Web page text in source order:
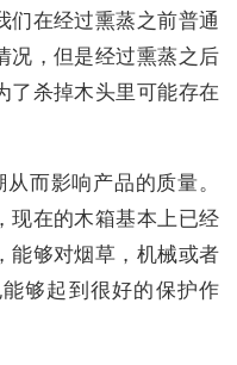
们在经过熏蒸之前普通
况，但是经过熏蒸之后
了杀掉木头里可能存在
而影响产品的质量。
现在的木箱基本上已经
能够对烟草，机械或者
够起到很好的保护作